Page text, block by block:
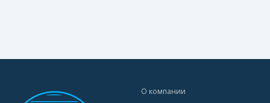
О компании